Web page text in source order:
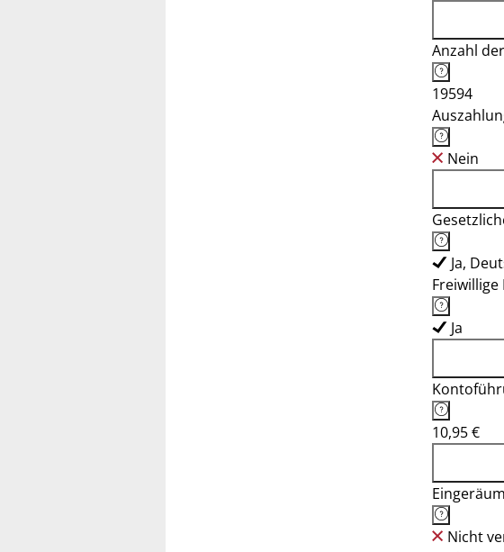
Anzahl
19594
Nein
Ja,
Freiwillige
Ja
10,95 €
Nicht